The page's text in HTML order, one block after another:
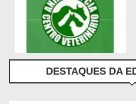
DESTAQUES DA